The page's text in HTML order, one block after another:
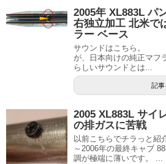
2005年 XL883L パ
右独立加工 北米で
ラー ベース
サウンドはこちら。
が、日本向けの純正マフ
らしいサウンドとは...
記事
2005 XL883L サイ
の排ガスに苦戦
以前こちらでチラっと紹
～2006年の最終キャブ
調が極端に薄いです。 ...